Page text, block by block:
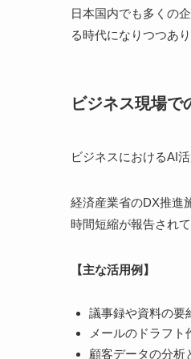
日本国内でも多くの
る時代になりつつあり
ビジネス現場で
ビジネスにおけるAI
経済産業省のDX推進
時間短縮が報告されて
【主な活用例】
議事録や資料の要
メールのドラフト
顧客データの分析